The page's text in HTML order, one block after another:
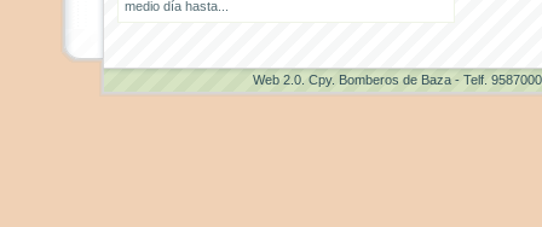
medio día hasta...
Web 2.0 . Cpy. Bomberos de Baza - Telf.